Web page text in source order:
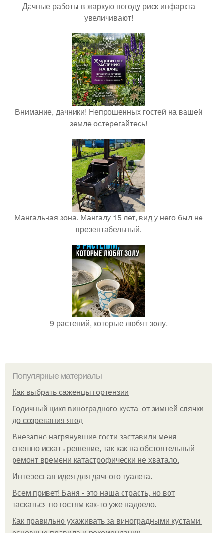
Дачные работы в жаркую погоду риск инфаркта
увеличивают!
Внимание, дачники! Непрошенных гостей на вашей
земле остерегайтесь!
Мангальная зона. Мангалу 15 лет, вид у него был не
презентабельный.
9 растений, которые любят золу.
Популярные материалы
Как выбрать саженцы гортензии
Годичный цикл виноградного куста: от зимней спячки
до созревания ягод
Внезапно нагрянувшие гости заставили меня
спешно искать решение, так как на обстоятельный
ремонт времени катастрофически не хватало.
Интересная идея для дачного туалета.
Всем привет! Баня - это наша страсть, но вот
таскаться по гостям как-то уже надоело.
Как правильно ухаживать за виноградными кустами: